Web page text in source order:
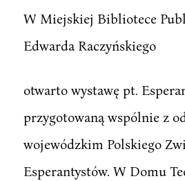
W Miejskiej Bibliotece
Edwarda Raczyńskiego
otwarto wystawę pt.
przygotowaną wspólnie z
wojewódzkim Polskiego
Esperantystów. W Domu